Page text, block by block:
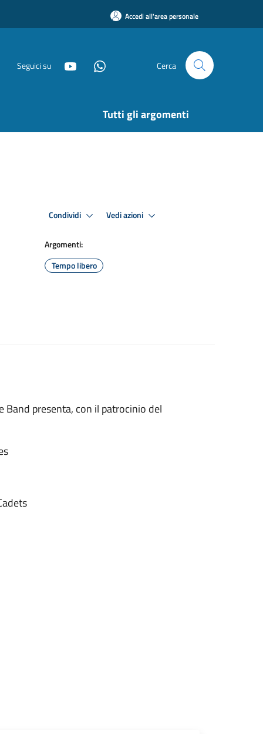
Accedi all'area personale
Seguici su Cerca
Tutti gli argomenti
Condividi Vedi azioni
Argomenti:
Tempo libero
Band presenta, con il patrocinio del